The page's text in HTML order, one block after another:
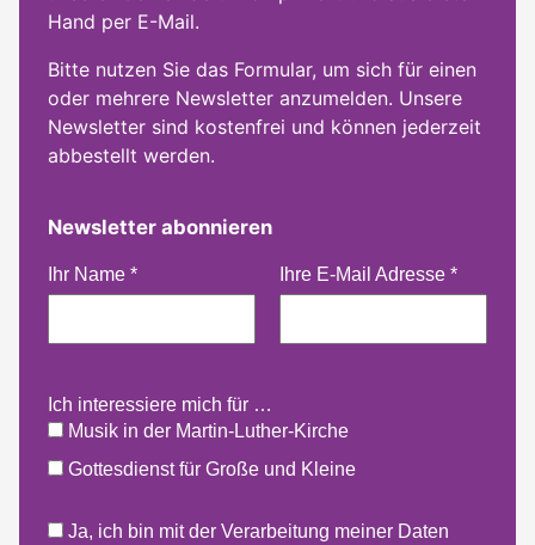
Hand per E-Mail.
Bitte nutzen Sie das Formular, um sich für einen
oder mehrere Newsletter anzumelden. Unsere
Newsletter sind kostenfrei und können jederzeit
abbestellt werden.
Newsletter abonnieren
Ihr Name * Ihre E-Mail Adresse *
Ich interessiere mich für …
Musik in der Martin-Luther-Kirche
Gottesdienst für Große und Kleine
Ja, ich bin mit der Verarbeitung meiner Daten